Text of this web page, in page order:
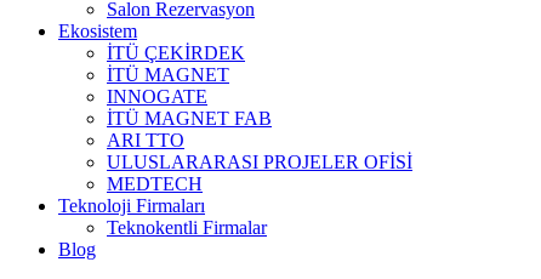
Salon Rezervasyon
Ekosistem
İTÜ ÇEKİRDEK
İTÜ MAGNET
INNOGATE
İTÜ MAGNET FAB
ARI TTO
ULUSLARARASI PROJELER OFİSİ
MEDTECH
Teknoloji Firmaları
Teknokentli Firmalar
Blog